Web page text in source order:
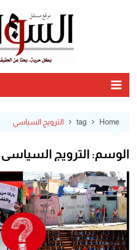
Home
tag الترويج السياسي
الوسم: الترويج السياسي